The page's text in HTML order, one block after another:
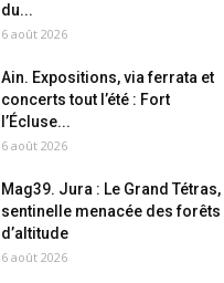
du...
6 août 2026
Ain. Expositions, via ferrata et
concerts tout l’été : Fort
l’Écluse...
6 août 2026
Mag39. Jura : Le Grand Tétras,
sentinelle menacée des forêts
d’altitude
6 août 2026